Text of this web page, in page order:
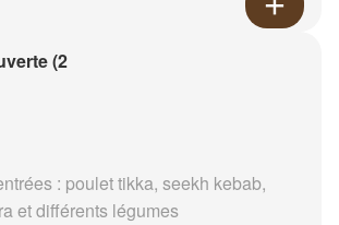
(2
: poulet tikka, seekh kebab,
et différents légumes